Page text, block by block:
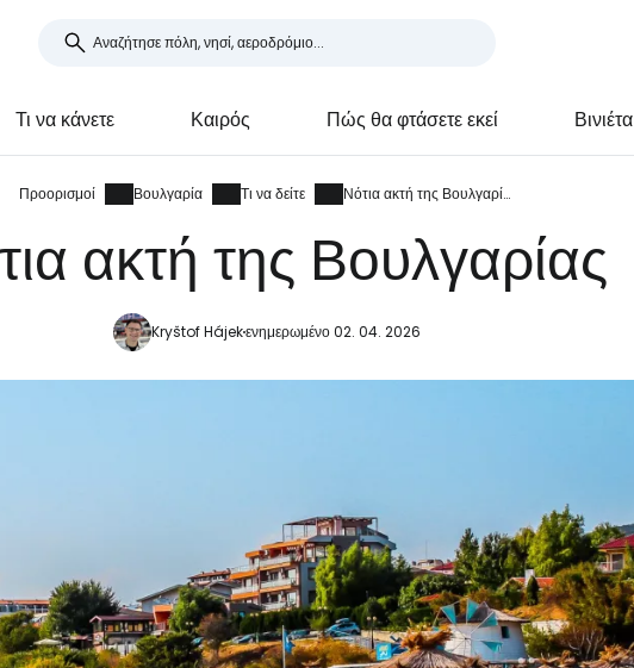
Τι να κάνετε Καιρός Πώς θα φτάσετε εκεί Βινιέτα
Προορισμοί Βουλγαρία Τι να δείτε Νότια ακτή της Βουλγαρίας
ακτή της Βουλγαρίας
Kryštof Hájekενημερωμένο 02. 04. 2026